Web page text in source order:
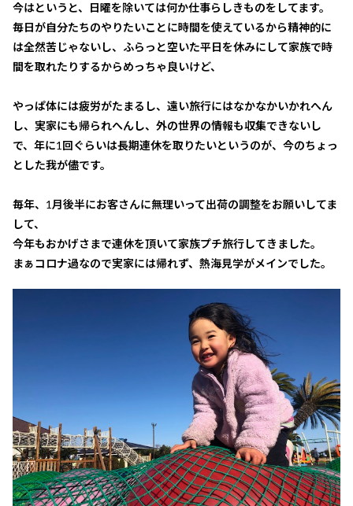
今はというと、日曜を除いては何か仕事らしきものをしてます。
毎日が自分たちのやりたいことに時間を使えているから精神的に
は全然苦じゃないし、ふらっと空いた平日を休みにして家族で時
間を取れたりするからめっちゃ良いけど、
やっぱ体には疲労がたまるし、遠い旅行にはなかなかいかれへん
し、実家にも帰られへんし、外の世界の情報も収集できないし
で、年に1回ぐらいは長期連休を取りたいというのが、今のちょっ
とした我が儘です。
毎年、1月後半にお客さんに無理いって出荷の調整をお願いしてま
して、
今年もおかげさまで連休を頂いて家族プチ旅行してきました。
まぁコロナ過なので実家には帰れず、熱海見学がメインでした。